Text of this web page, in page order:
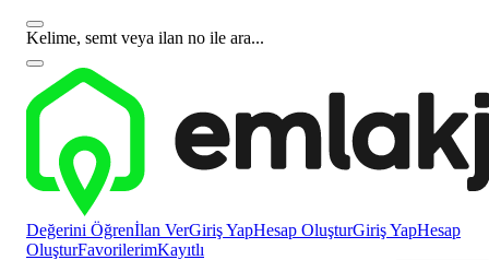
Kelime, semt veya ilan no ile ara...
Değerini Öğrenİlan VerGiriş YapHesap OluşturGiriş YapHesap
OluşturFavorilerimKayıtlı